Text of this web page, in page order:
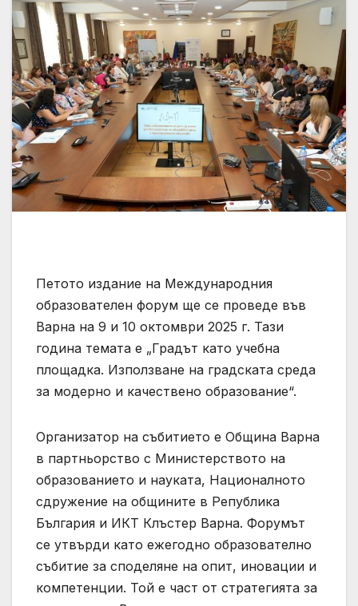
Петото издание на Международния
образователен форум ще се проведе във
Варна на 9 и 10 октомври 2025 г. Тази
година темата е „Градът като учебна
площадка. Използване на градската среда
за модерно и качествено образование“.
Организатор на събитието е Община Варна
в партньорство с Министерството на
образованието и науката, Националното
сдружение на общините в Република
България и ИКТ Клъстер Варна. Форумът
се утвърди като ежегодно образователно
събитие за споделяне на опит, иновации и
компетенции. Той е част от стратегията за